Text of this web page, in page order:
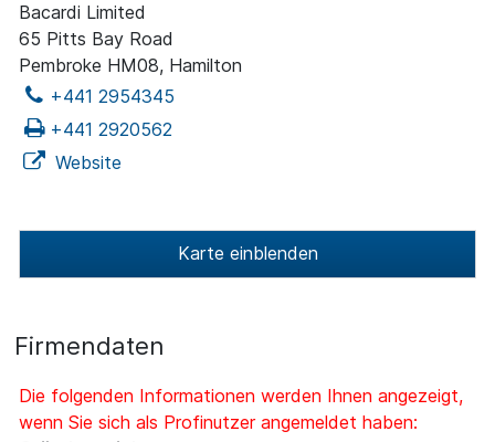
Bacardi Limited
65 Pitts Bay Road
Pembroke HM08, Hamilton
+441 2954345
+441 2920562
Website
Karte einblenden
Firmendaten
Die folgenden Informationen werden Ihnen angezeigt,
wenn Sie sich als Profinutzer angemeldet haben: